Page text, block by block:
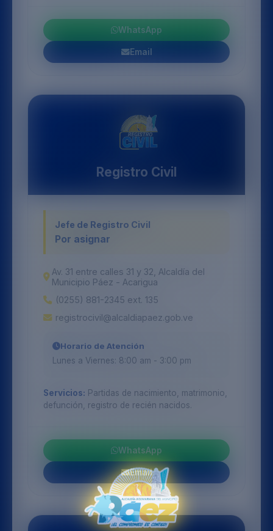
WhatsApp
Email
Registro Civil
Jefe de Registro Civil
Por asignar
Av. 31 entre calles 31 y 32, Alcaldía del
Municipio Páez - Acarigua
(0255) 881-2345 ext. 135
registrocivil@alcaldiapaez.gob.ve
Horario de Atención
Lunes a Viernes: 8:00 am - 3:00 pm
Servicios: Partidas de nacimiento, matrimonio,
defunción, registro de recién nacidos.
WhatsApp
Email